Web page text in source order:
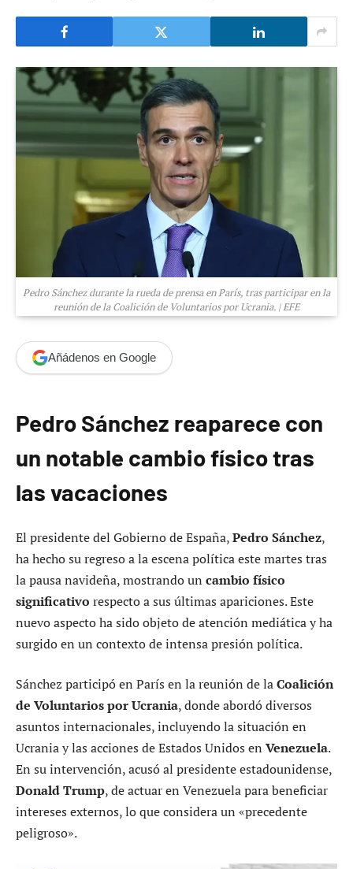
Pedro Sánchez durante la rueda de prensa en París, tras participar en la
reunión de la Coalición de Voluntarios por Ucrania. | EFE
Añádenos en Google
Pedro Sánchez reaparece con
un notable cambio físico tras
las vacaciones
El presidente del Gobierno de España,Pedro Sánchez,
ha hecho su regreso a la escena política este martes tras
la pausa navideña, mostrando un cambio físico
significativo respecto a sus últimas apariciones. Este
nuevo aspecto ha sido objeto de atención mediática y ha
surgido en un contexto de intensa presión política.
Sánchez participó en París en la reunión de laCoalición
de Voluntarios por Ucrania, donde abordó diversos
asuntos internacionales, incluyendo la situación en
Ucrania y las acciones de Estados Unidos en Venezuela.
En su intervención, acusó al presidente estadounidense,
Donald Trump, de actuar en Venezuela para beneficiar
intereses externos, lo que considera un «precedente
peligroso».